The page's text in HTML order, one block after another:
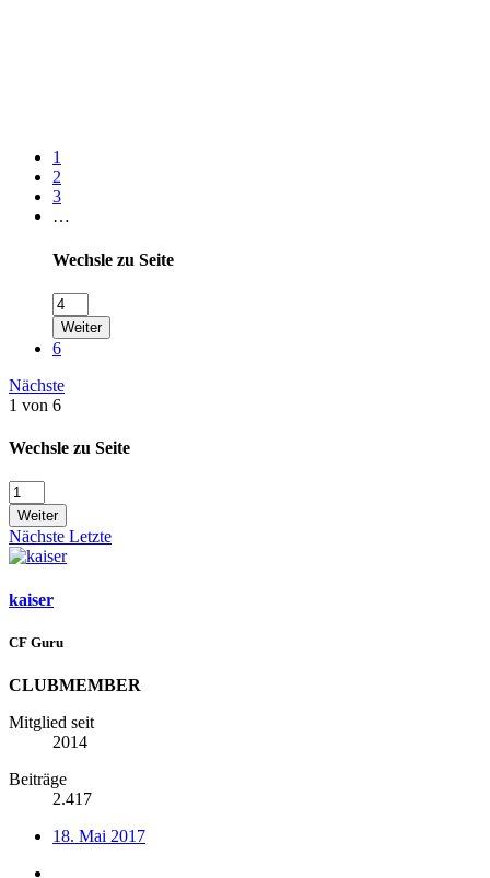
1
2
3
…
Wechsle zu Seite
Weiter
6
Nächste
1 von 6
Wechsle zu Seite
Weiter
Nächste Letzte
kaiser
CF Guru
CLUBMEMBER
Mitglied seit
2014
Beiträge
2.417
18. Mai 2017